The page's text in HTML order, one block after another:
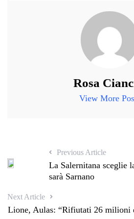
Rosa
View More
Previous Article
La Salernitana sceglie
sarà Sarnano
Next Article
Lione, Aulas: “Rifiutati 26 milioni